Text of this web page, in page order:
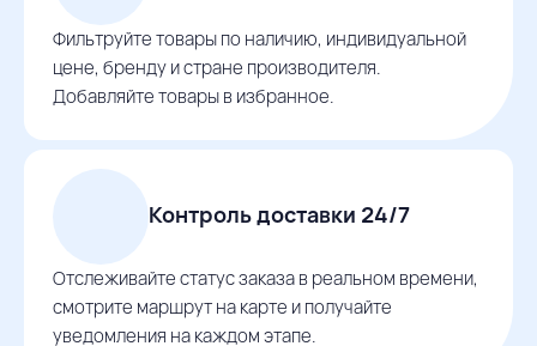
Фильтруйте товары по наличию, индивидуальной
цене, бренду и стране производителя.
Добавляйте товары в избранное.
Контроль доставки 24/7
Отслеживайте статус заказа в реальном времени,
смотрите маршрут на карте и получайте
уведомления на каждом этапе.